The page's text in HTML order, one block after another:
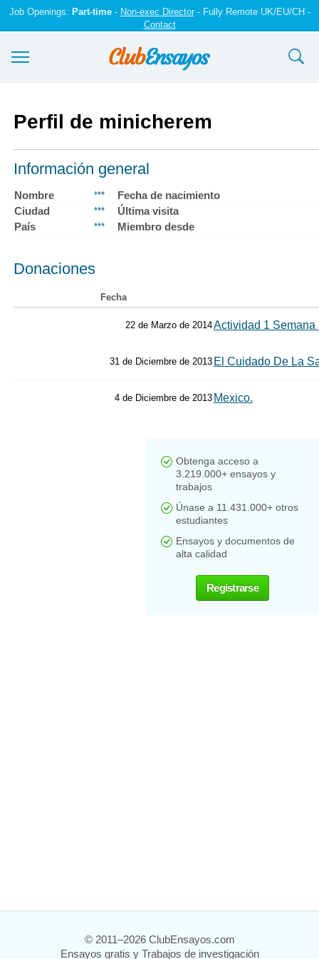
Job Openings: Part-time- Non-exec Director- Fully Remote UK/EU/CH -
Contact
Registrarse
Iniciar sesión
Contáctenos
Perfil de minicherem
Información general
Nombre ***
Fecha de nacimiento
Ciudad
***
Última visita
País
*** Miembro desde
Donaciones
Fecha
22 de Marzo de 2014Actividad 1 Semana
31 de Diciembre de 2013 El Cuidado De La
4 de Diciembre de 2013 Mexico.
Obtenga acceso a
3.219.000+ ensayos y
trabajos
Únase a 11.431.000+ otros
estudiantes
Ensayos y documentos de
alta calidad
Registrarse
© 2011–2026 ClubEnsayos.com
Ensayos gratis y Trabajos de investigación